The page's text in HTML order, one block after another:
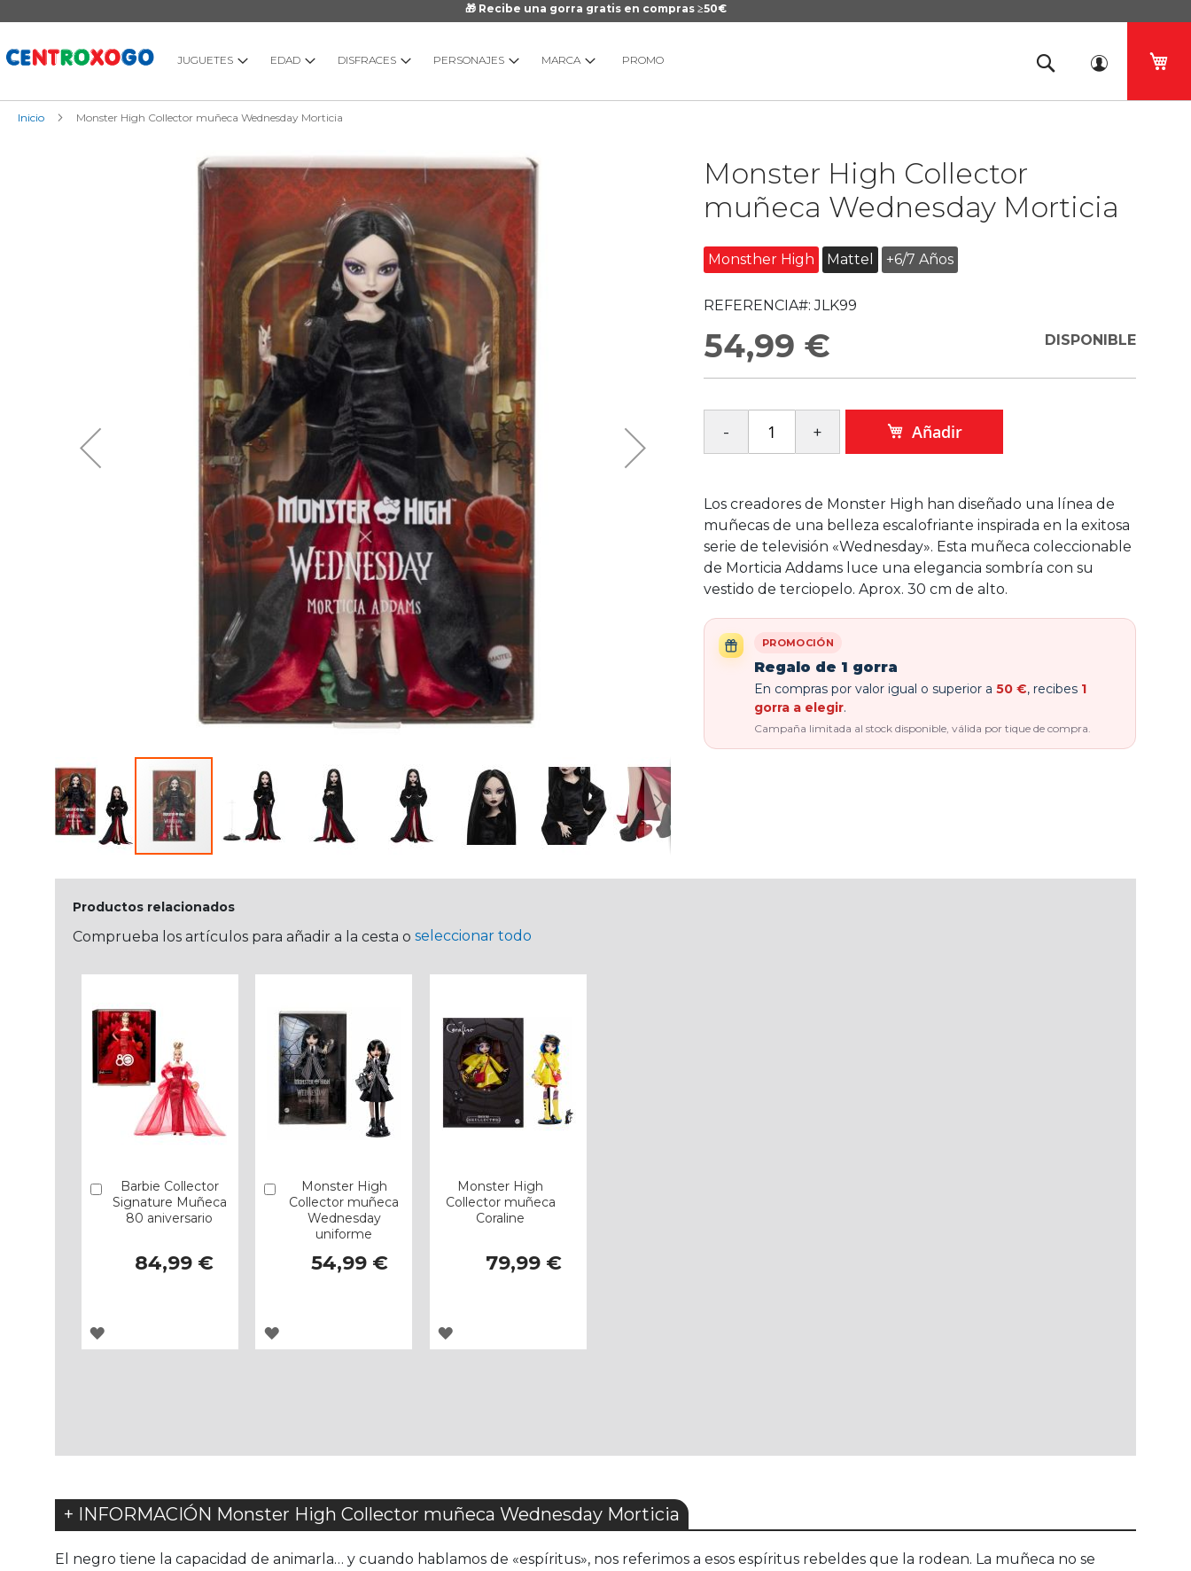
🎁 Recibe una gorra gratis en compras ≥50€
al
JUGUETES EDAD DISFRACES PERSONAJES MARCA PROMO
Inicio Monster High Collector muñeca Wednesday Morticia
Monster High Collector
muñeca Wednesday Morticia
Monsther High Mattel +6/7 Años
REFERENCIA#: JLK99
54,99 € DISPONIBLE
Añadir
Los creadores de Monster High han diseñado una línea de
muñecas de una belleza escalofriante inspirada en la exitosa
serie de televisión «Wednesday». Esta muñeca coleccionable
de Morticia Addams luce una elegancia sombría con su
vestido de terciopelo. Aprox. 30 cm de alto.
PROMOCIÓN
Regalo de 1 gorra
En compras por valor igual o superior a 50 €, recibes 1
gorra a elegir.
Campaña limitada al stock disponible, válida por tique de compra.
galería
imágenes
Productos relacionados
Comprueba los artículos para añadir a la cesta o seleccionar todo
Barbie Collector
Signature Muñeca
80 aniversario
84,99 €
Añadir
AGREGAR
Monster High
Collector muñeca
Wednesday
uniforme
54,99 €
Añadir
AGREGAR
Monster High
Collector muñeca
Coraline
79,99 €
AGREGAR
+ INFORMACIÓN Monster High Collector muñeca Wednesday Morticia
El negro tiene la capacidad de animarla… y cuando hablamos de «espíritus», nos referimos a esos espíritus rebeldes que la rodean. La muñeca no se